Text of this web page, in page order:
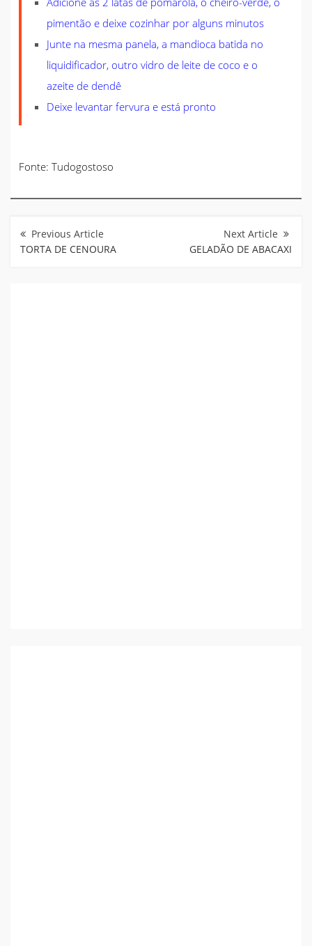
pimentão e deixe cozinhar por alguns minutos
Junte na mesma panela, a mandioca batida no
liquidificador, outro vidro de leite de coco e o
azeite de dendê
Deixe levantar fervura e está pronto
Fonte: Tudogostoso
de
Post
TORTA DE CENOURA GELADÃO DE ABACAXI